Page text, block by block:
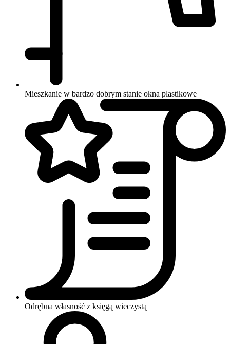
Mieszkanie w bardzo dobrym stanie okna plastikowe
Odrębna własność z księgą wieczystą